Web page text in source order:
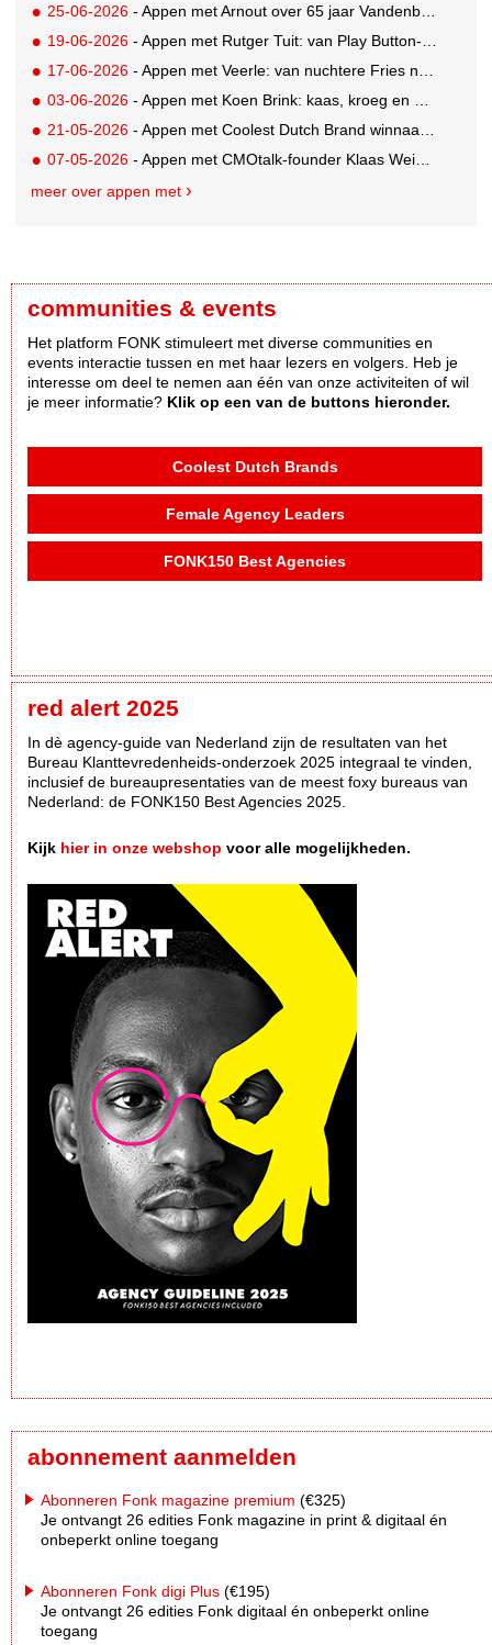
25-06-2026 - Appen met Arnout over 65 jaar Vandenbusken
19-06-2026 - Appen met Rutger Tuit: van Play Button-parkeerplaats tot Grand Prix-stem
17-06-2026 - Appen met Veerle: van nuchtere Fries naar Cannes-correspondent
03-06-2026 - Appen met Koen Brink: kaas, kroeg en Oranjegekte
21-05-2026 - Appen met Coolest Dutch Brand winnaar Caroline van Turennout (Zeeman)
07-05-2026 - Appen met CMOtalk-founder Klaas Weima: met volle zeilen naar de VS
meer over appen met
communities & events
Het platform FONK stimuleert met diverse communities en
events interactie tussen en met haar lezers en volgers. Heb je
interesse om deel te nemen aan één van onze activiteiten of wil
je meer informatie? Klik op een van de buttons hieronder.
Coolest Dutch Brands
Female Agency Leaders
FONK150 Best Agencies
red alert 2025
In dè agency-guide van Nederland zijn de resultaten van het
Bureau Klanttevredenheids-onderzoek 2025 integraal te vinden,
inclusief de bureaupresentaties van de meest foxy bureaus van
Nederland: de FONK150 Best Agencies 2025.
Kijk hier in onze webshop voor alle mogelijkheden.
abonnement aanmelden
Abonneren Fonk magazine premium (€325)
Je ontvangt 26 edities Fonk magazine in print & digitaal én
onbeperkt online toegang
Abonneren Fonk digi Plus (€195)
Je ontvangt 26 edities Fonk digitaal én onbeperkt online
toegang